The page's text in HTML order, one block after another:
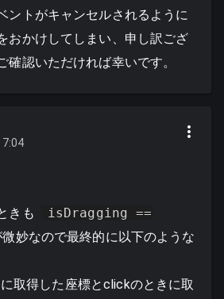
ントがキャンセルされるように
おかけしてしまい、申し訳ござ
確認いただければ幸いです。
きも
isDragging ==
妙なので最終的に以下のような
取得した座標とclickのときに取